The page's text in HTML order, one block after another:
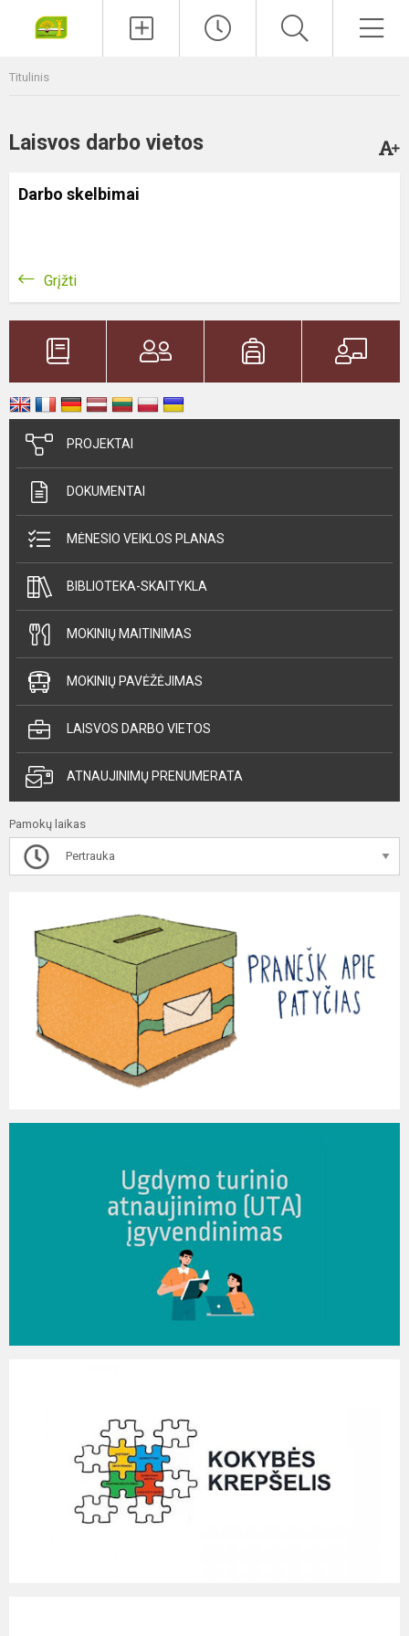
Titulinis
Laisvos darbo vietos
Darbo skelbimai
Grįžti
PROJEKTAI
DOKUMENTAI
MĖNESIO VEIKLOS PLANAS
BIBLIOTEKA-SKAITYKLA
MOKINIŲ MAITINIMAS
MOKINIŲ PAVĖŽĖJIMAS
LAISVOS DARBO VIETOS
ATNAUJINIMŲ PRENUMERATA
Pamokų laikas
Pertrauka